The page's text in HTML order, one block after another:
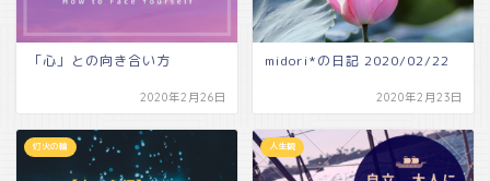
「心」との向き合い方
2020年2月26日
midori*の日記 2020/02/22
2020年2月23日
灯火の輪 人生観